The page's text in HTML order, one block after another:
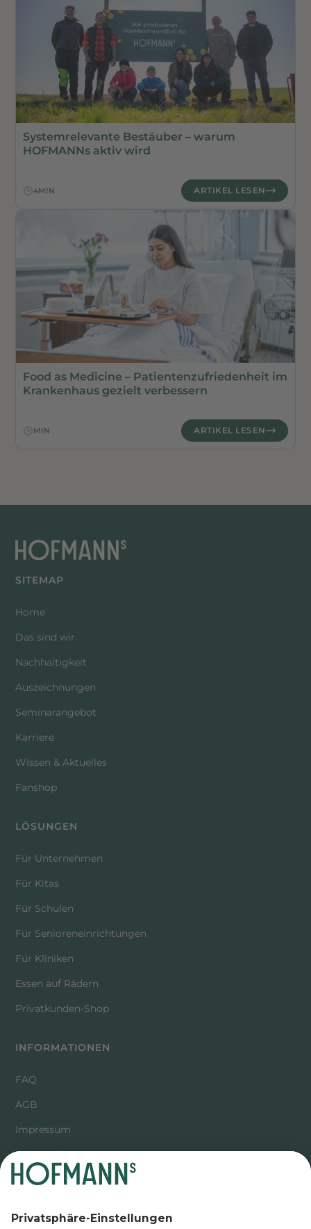
NACHHALTIGKEIT
Systemrelevante Bestäuber – warum
HOFMANNs aktiv wird
4MIN ARTIKEL LESEN
KLINIKEN
Food as Medicine – Patientenzufriedenheit im
Krankenhaus gezielt verbessern
MIN ARTIKEL LESEN
SITEMAP
Home
Das sind wir
Nachhaltigkeit
Auszeichnungen
Seminarangebot
Karriere
Wissen & Aktuelles
Fanshop
LÖSUNGEN
Für Unternehmen
Für Kitas
Für Schulen
Für Senioreneinrichtungen
Für Kliniken
Essen auf Rädern
Privatkunden-Shop
INFORMATIONEN
FAQ
AGB
Impressum
Datenschutz
Compliance
Lieferkettensorgfaltspflichtengesetz